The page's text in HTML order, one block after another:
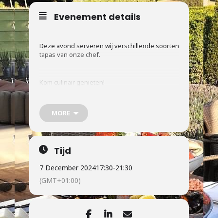
Evenement details
Deze avond serveren wij verschillende soorten
tapas van onze chef.
Kom culinair genieten!
Op reservering vooraf. Kosten: 37,50 p.p.
Reserveren per mail:
brasserie@beleefstaverden.nl
MORE
Tijd
7 December 202417:30-21:30
(GMT+01:00)